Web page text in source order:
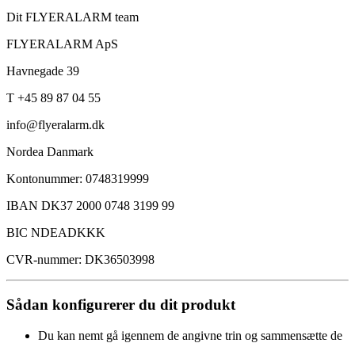
Dit FLYERALARM team
FLYERALARM ApS
Havnegade 39
T +45 89 87 04 55
info@flyeralarm.dk
Nordea Danmark
Kontonummer: 0748319999
IBAN DK37 2000 0748 3199 99
BIC NDEADKKK
CVR-nummer: DK36503998
Sådan konfigurerer du dit produkt
Du kan nemt gå igennem de angivne trin og sammensætte de